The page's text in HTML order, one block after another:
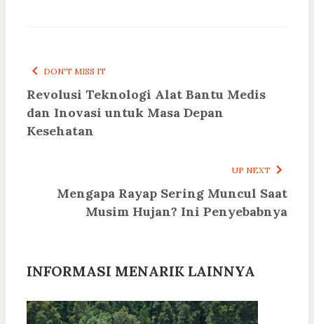
DON'T MISS IT
Revolusi Teknologi Alat Bantu Medis
dan Inovasi untuk Masa Depan
Kesehatan
UP NEXT
Mengapa Rayap Sering Muncul Saat
Musim Hujan? Ini Penyebabnya
INFORMASI MENARIK LAINNYA